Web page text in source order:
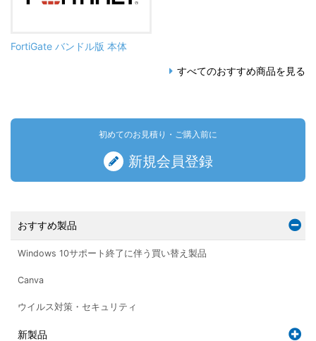
FortiGate バンドル版 本体
すべてのおすすめ商品を見る
初めてのお見積り・ご購入前に
新規会員登録
おすすめ製品
Windows 10サポート終了に伴う買い替え製品
Canva
ウイルス対策・セキュリティ
新製品